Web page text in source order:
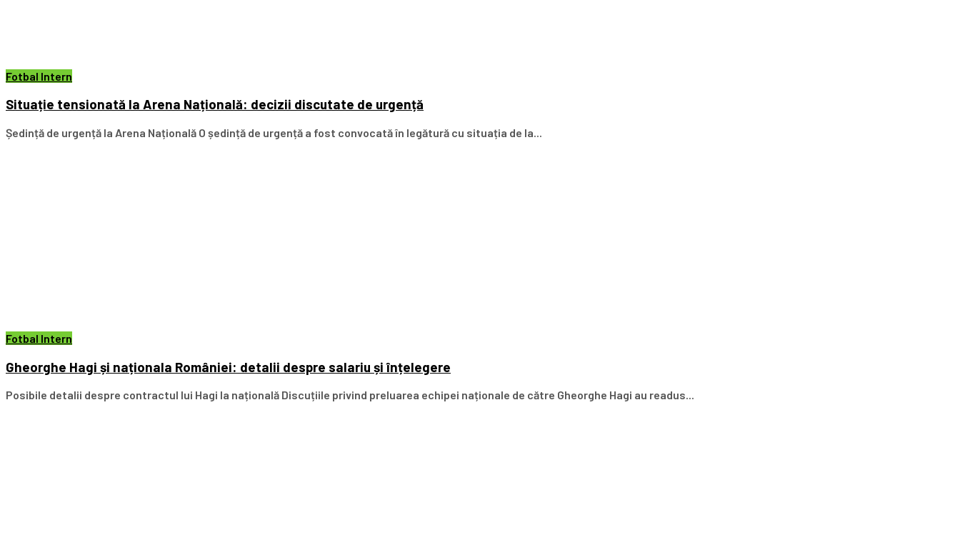
Fotbal Intern
Situație tensionată la Arena Națională: decizii discutate de urgență
Ședință de urgență la Arena Națională O ședință de urgență a fost convocată în legătură cu situația de la...
Fotbal Intern
Gheorghe Hagi și naționala României: detalii despre salariu și înțelegere
Posibile detalii despre contractul lui Hagi la națională Discuțiile privind preluarea echipei naționale de către Gheorghe Hagi au readus...